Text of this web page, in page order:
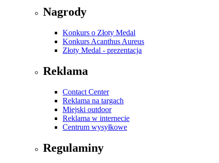
Nagrody
Konkurs o Złoty Medal
Konkurs Acanthus Aureus
Złoty Medal - prezentacja
Reklama
Contact Center
Reklama na targach
Miejski outdoor
Reklama w internecie
Centrum wysyłkowe
Regulaminy